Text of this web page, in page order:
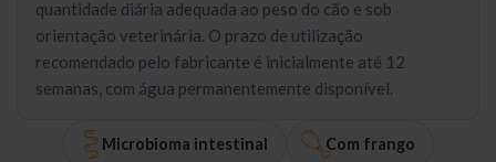
quantidade diária adequada ao peso do cão e sob
orientação veterinária. O prazo de utilização
recomendado pelo fabricante é inicialmente até 12
semanas, com água permanentemente disponível.
Microbioma intestinal Com frango